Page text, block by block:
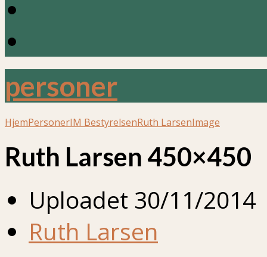
personer
HjemPersonerIM BestyrelsenRuth LarsenImage
Ruth Larsen 450×450
Uploadet 30/11/2014
Ruth Larsen